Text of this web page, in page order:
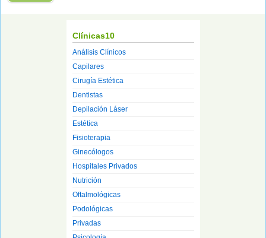
Clínicas10
Análisis Clínicos
Capilares
Cirugía Estética
Dentistas
Depilación Láser
Estética
Fisioterapia
Ginecólogos
Hospitales Privados
Nutrición
Oftalmológicas
Podológicas
Privadas